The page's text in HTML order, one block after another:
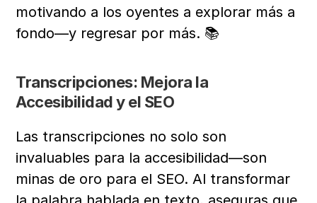
motivando a los oyentes a explorar más a
fondo—y regresar por más. 📚
Transcripciones: Mejora la
Accesibilidad y el SEO
Las transcripciones no solo son
invaluables para la accesibilidad—son
minas de oro para el SEO. Al transformar